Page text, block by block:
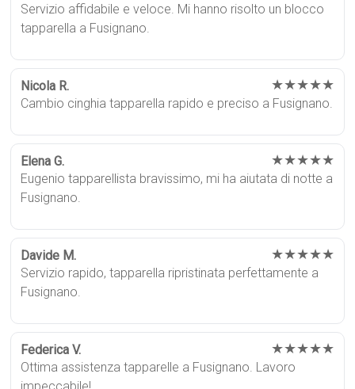
Servizio affidabile e veloce. Mi hanno risolto un blocco
tapparella a Fusignano.
Nicola R. ★★★★★
Cambio cinghia tapparella rapido e preciso a Fusignano.
Elena G. ★★★★★
Eugenio tapparellista bravissimo, mi ha aiutata di notte a
Fusignano.
Davide M. ★★★★★
Servizio rapido, tapparella ripristinata perfettamente a
Fusignano.
Federica V. ★★★★★
Ottima assistenza tapparelle a Fusignano. Lavoro
impeccabile!